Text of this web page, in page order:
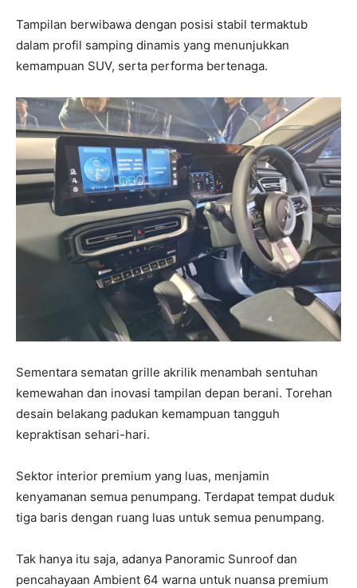
Tampilan berwibawa dengan posisi stabil termaktub
dalam profil samping dinamis yang menunjukkan
kemampuan SUV, serta performa bertenaga.
Sementara sematan grille akrilik menambah sentuhan
kemewahan dan inovasi tampilan depan berani. Torehan
desain belakang padukan kemampuan tangguh
kepraktisan sehari-hari.
Sektor interior premium yang luas, menjamin
kenyamanan semua penumpang. Terdapat tempat duduk
tiga baris dengan ruang luas untuk semua penumpang.
Tak hanya itu saja, adanya Panoramic Sunroof dan
pencahayaan Ambient 64 warna untuk nuansa premium